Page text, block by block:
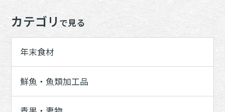
カテゴリ で見る
年末食材
鮮魚・魚類加工品